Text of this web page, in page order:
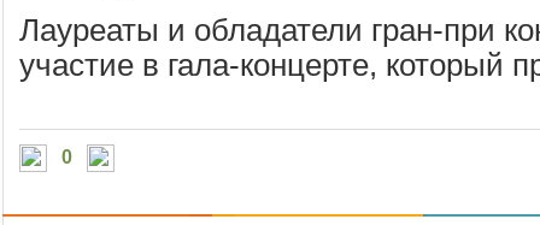
Лауреаты и обладатели гран-при
участие в гала-концерте, который
0